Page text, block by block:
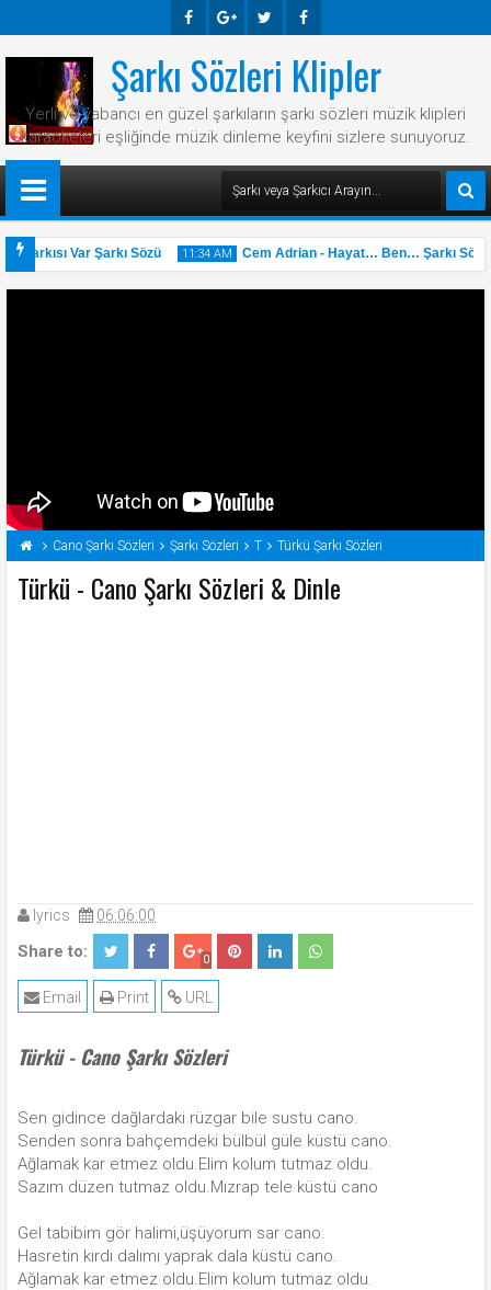
Ook E-
Plus
R Ook
Şarkı Sözleri Klipler
Yerli ve yabancı en güzel şarkıların şarkı sözleri müzik klipleri
karaokeleri eşliğinde müzik dinleme keyfini sizlere sunuyoruz.
Var Şarkı Sözü 11:34 AM Cem Adrian - Hayat… Ben… Şarkı Sözü
Cano Şarkı Sözleri Şarkı Sözleri T Türkü Şarkı Sözleri
Türkü - Cano Şarkı Sözleri & Dinle
lyrics 06:06:00
Share to: 0
URL
Print
Email
Türkü - Cano Şarkı Sözleri
Sen gidince dağlardaki rüzgar bile sustu cano.
Senden sonra bahçemdeki bülbül güle küstü cano.
Ağlamak kar etmez oldu.Elim kolum tutmaz oldu.
Sazım düzen tutmaz oldu.Mızrap tele küstü cano
Gel tabibim gör halimi,üşüyorum sar cano.
Hasretin kırdı dalımı yaprak dala küstü cano.
Ağlamak kar etmez oldu.Elim kolum tutmaz oldu.